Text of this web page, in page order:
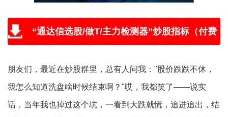
“通达信选股/做T/主力检测器”炒股指标（付费
朋友们，最近在炒股群里，总有人问我："股价跌跌不休，
我怎么知道洗盘啥时候结束啊？"哎，我都笑了——说实
话，当年我也掉过这个坑，一看到大跌就慌，追进追出，结